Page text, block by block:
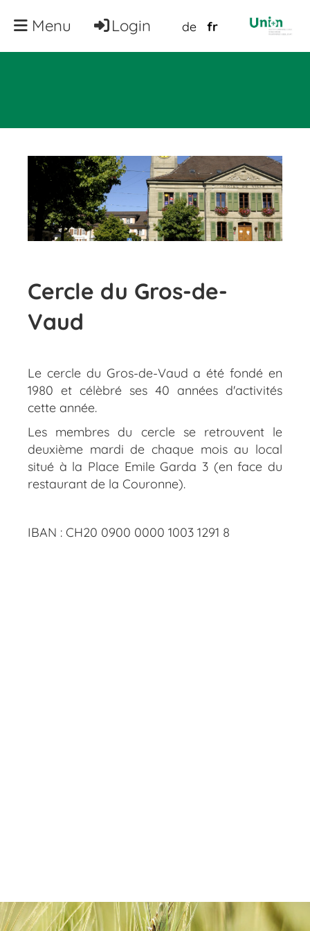
Login de fr
Menu
Cercle du Gros-de-
Vaud
Le cercle du Gros-de-Vaud a été fondé en
1980 et célèbré ses 40 années d'activités
cette année.
Les membres du cercle se retrouvent le
deuxième mardi de chaque mois au local
situé à la Place Emile Garda 3 (en face du
restaurant de la Couronne).
IBAN : CH20 0900 0000 1003 1291 8